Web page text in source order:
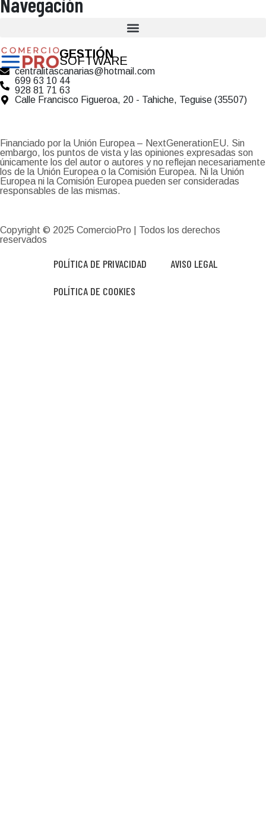
GESTIÓN
SOFTWARE
centralitascanarias@hotmail.com
699 63 10 44
928 81 71 63
Calle Francisco Figueroa, 20 - Tahiche, Teguise (35507)
Financiado por la Unión Europea – NextGenerationEU. Sin
embargo, los puntos de vista y las opiniones expresadas son
únicamente los del autor o autores y no reflejan necesariamente
los de la Unión Europea o la Comisión Europea. Ni la Unión
Europea ni la Comisión Europea pueden ser consideradas
responsables de las mismas.
Copyright © 2025 ComercioPro | Todos los derechos
reservados
POLÍTICA DE PRIVACIDAD AVISO LEGAL
POLÍTICA DE COOKIES